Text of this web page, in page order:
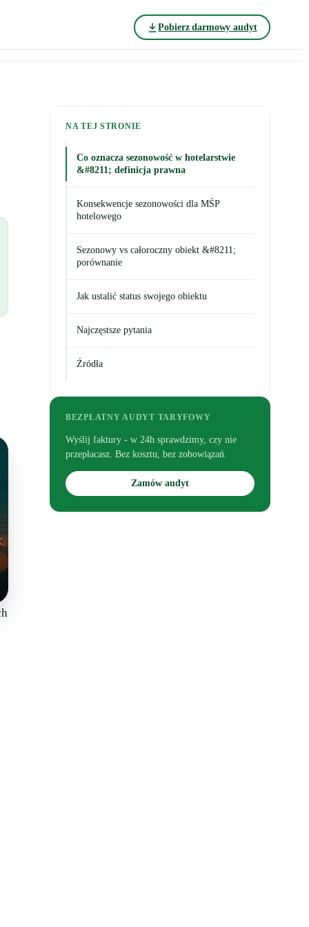
Pobierz darmowy audyt
NA TEJ STRONIE
Co oznacza sezonowość w hotelarstwie
&#8211; definicja prawna
Konsekwencje sezonowości dla MŚP
hotelowego
Sezonowy vs całoroczny obiekt &#8211;
porównanie
Jak ustalić status swojego obiektu
Najczęstsze pytania
Źródła
BEZPŁATNY AUDYT TARYFOWY
Wyślij faktury - w 24h sprawdzimy, czy nie
przepłacasz. Bez kosztu, bez zobowiązań.
Zamów audyt